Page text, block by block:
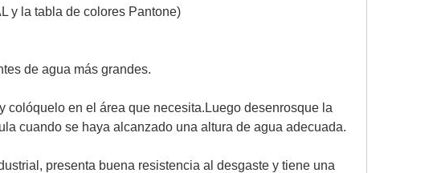
y la tabla de colores Pantone)
de agua más grandes.
colóquelo en el área que necesita.Luego desenrosque la
cuando se haya alcanzado una altura de agua adecuada.
presenta buena resistencia al desgaste y tiene una